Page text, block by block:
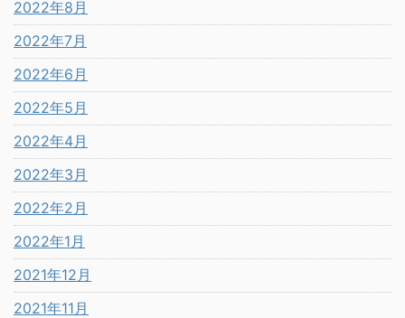
2022年8月
2022年7月
2022年6月
2022年5月
2022年4月
2022年3月
2022年2月
2022年1月
2021年12月
2021年11月